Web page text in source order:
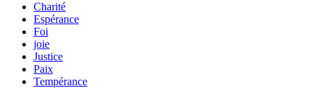
Charité
Espérance
Foi
joie
Justice
Paix
Tempérance